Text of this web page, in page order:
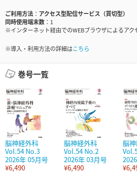
ご利用方法
アクセス型配信サービス（買切型）
同時使用端末数
1
※インターネット経由でのWEBブラウザによるアク
※導入・利用方法の詳細はこちら
巻号一覧
脳神経外科
Vol.54 No.3
2026年 05月号
¥6,490
脳神経外科
Vol.54 No.2
2026年 03月号
¥6,490
脳